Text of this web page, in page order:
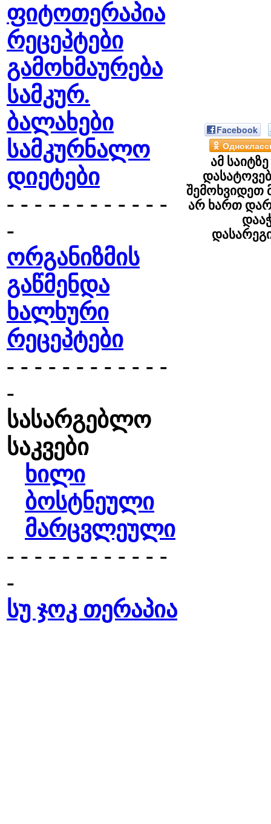
ფიტოთერაპია
რეცეპტები
გამოხმაურება
სამკურ.
ბალახები
სამკურნალო
დიეტები
- - - - - - - - - - - -
-
ორგანიზმის
გაწმენდა
ხალხური
რეცეპტები
- - - - - - - - - - - -
-
სასარგებლო
საკვები
ხილი
ბოსტნეული
მარცვლეული
- - - - - - - - - - - -
-
სუ ჯოკ თერაპია
Facebook
ამ
შემოხვიდეთ
არ ხართ